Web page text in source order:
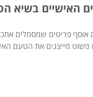
האישיים בשיא
אוסף פריטים שמסמלים
פשוט מייצגים את הטעם